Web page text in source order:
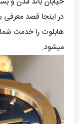
در اینجا قصد
هابلوت را خدمت
میشود.